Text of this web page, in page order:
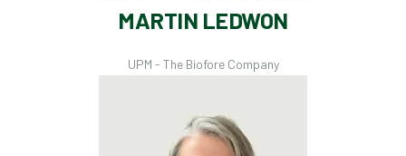
MARTIN LEDWON
UPM - The Biofore Company